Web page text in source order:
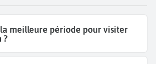
meilleure période pour visiter
?